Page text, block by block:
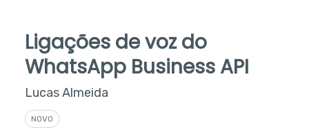
Ligações de voz do
WhatsApp Business API
Lucas Almeida
NOVO